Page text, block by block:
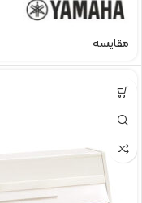
مقایسه